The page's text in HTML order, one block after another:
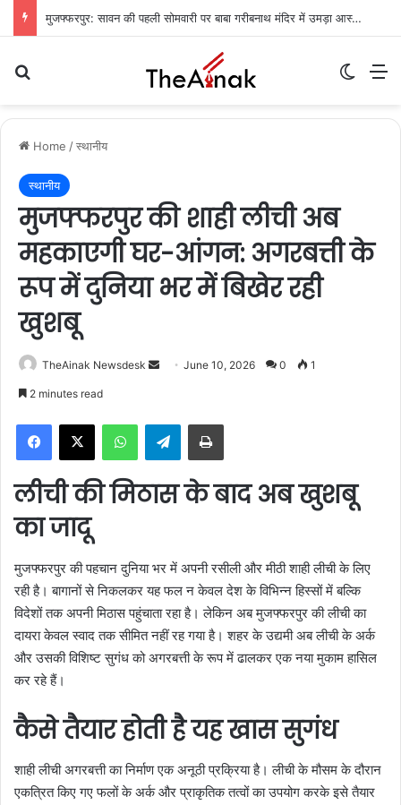
मुजफ्फरपुर: सावन की पहली सोमवारी पर बाबा गरीबनाथ मंदिर में उमड़ा आस्था का सैलाब, देर रात से जारी जलाभिषेक
Home /स्थानीय
स्थानीय
मुजफ्फरपुर की शाही लीची अब
महकाएगी घर-आंगन: अगरबत्ती के
रूप में दुनिया भर में बिखेर रही
खुशबू
TheAinak Newsdesk
a
e
June 10, 2026 0 1
2 minutes read
Telegram
लीची की मिठास के बाद अब खुशबू
का जादू
मुजफ्फरपुर की पहचान दुनिया भर में अपनी रसीली और मीठी शाही लीची के लिए
रही है। बागानों से निकलकर यह फल न केवल देश के विभिन्न हिस्सों में बल्कि
विदेशों तक अपनी मिठास पहुंचाता रहा है। लेकिन अब मुजफ्फरपुर की लीची का
दायरा केवल स्वाद तक सीमित नहीं रह गया है। शहर के उद्यमी अब लीची के अर्क
और उसकी विशिष्ट सुगंध को अगरबत्ती के रूप में ढालकर एक नया मुकाम हासिल
कर रहे हैं।
कैसे तैयार होती है यह खास सुगंध
शाही लीची अगरबत्ती का निर्माण एक अनूठी प्रक्रिया है। लीची के मौसम के दौरान
एकत्रित किए गए फलों के अर्क और प्राकृतिक तत्वों का उपयोग करके इसे तैयार